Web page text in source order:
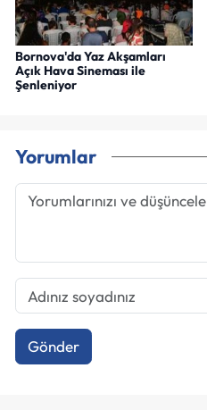
Bornova'da Yaz Akşamları
Açık Hava Sineması ile
Şenleniyor
Yorumlar
Gönder